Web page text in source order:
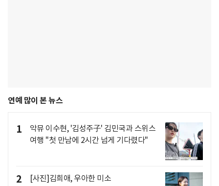
연예 많이 본 뉴스
1
악뮤 이수현, '김성주子' 김민국과 스위스
여행 "첫 만남에 2시간 넘게 기다렸다"
2 [사진]김희애, 우아한 미소